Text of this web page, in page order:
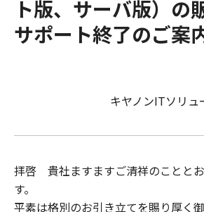
ト版、サーバ版）の
サポート終了のご案
キヤノンITソリュ
拝啓 貴社ますますご清祥のことと
す。
平素は格別のお引き立てを賜り厚く御